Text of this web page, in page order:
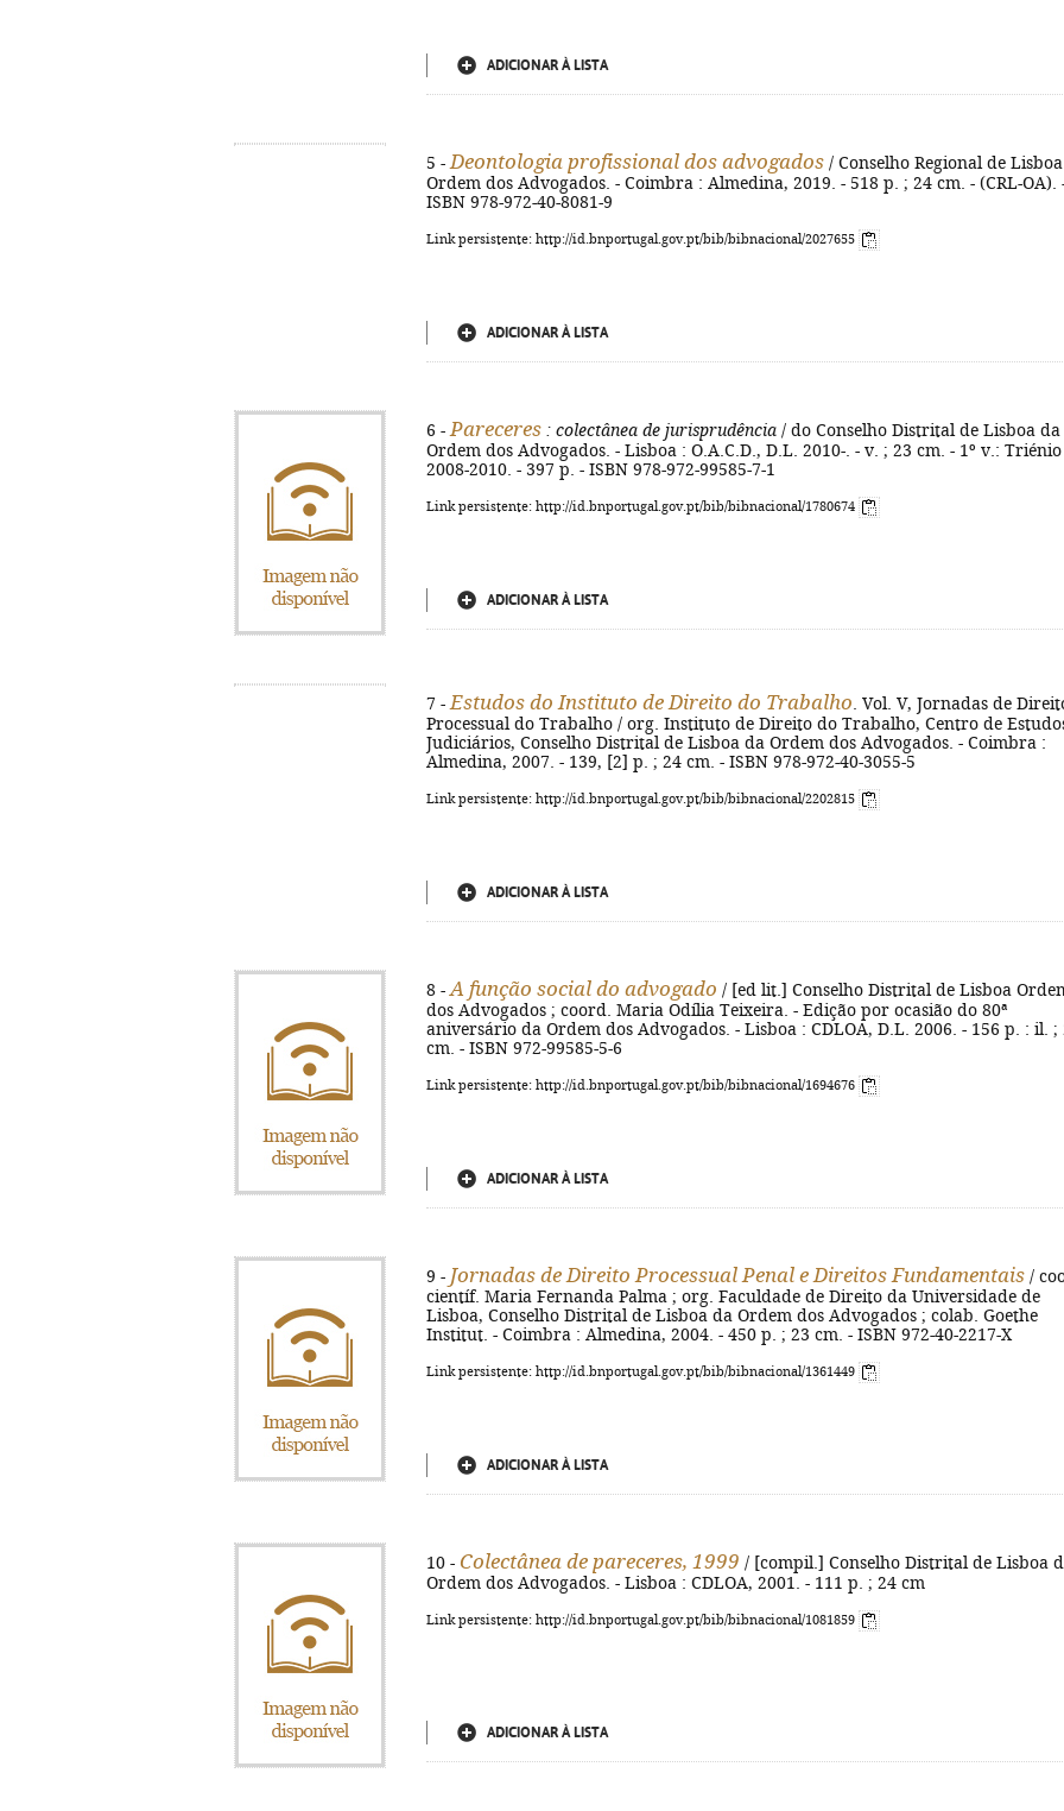
ADICIONAR À LISTA
5 - Deontologia profissional dos advogados / Conselho Regional de
Ordem dos Advogados. - Coimbra : Almedina, 2019. - 518 p. ; 24 cm. - (CRL-OA).
ISBN 978-972-40-8081-9
Link persistente: http://id.bnportugal.gov.pt/bib/bibnacional/2027655
ADICIONAR À LISTA
6 - Pareceres : colectânea de jurisprudência / do Conselho Distrital de Lisboa da
Ordem dos Advogados. - Lisboa : O.A.C.D., D.L. 2010-. - v. ; 23 cm. - 1º v.: Triénio
2008-2010. - 397 p. - ISBN 978-972-99585-7-1
Link persistente: http://id.bnportugal.gov.pt/bib/bibnacional/1780674
ADICIONAR À LISTA
7 - Estudos do Instituto de Direito do Trabalho . Vol. V, Jornadas de
Processual do Trabalho / org. Instituto de Direito do Trabalho, Centro de
Judiciários, Conselho Distrital de Lisboa da Ordem dos Advogados. - Coimbra :
Almedina, 2007. - 139, [2] p. ; 24 cm. - ISBN 978-972-40-3055-5
Link persistente: http://id.bnportugal.gov.pt/bib/bibnacional/2202815
ADICIONAR À LISTA
8 - A função social do advogado / [ed lit.] Conselho Distrital de Lisboa
dos Advogados ; coord. Maria Odília Teixeira. - Edição por ocasião do 80ª
aniversário da Ordem dos Advogados. - Lisboa : CDLOA, D.L. 2006. - 156 p. : il. ;
cm. - ISBN 972-99585-5-6
Link persistente: http://id.bnportugal.gov.pt/bib/bibnacional/1694676
ADICIONAR À LISTA
9 - Jornadas de Direito Processual Penal e Direitos Fundamentais /
científ. Maria Fernanda Palma ; org. Faculdade de Direito da Universidade de
Lisboa, Conselho Distrital de Lisboa da Ordem dos Advogados ; colab. Goethe
Institut. - Coimbra : Almedina, 2004. - 450 p. ; 23 cm. - ISBN 972-40-2217-X
Link persistente: http://id.bnportugal.gov.pt/bib/bibnacional/1361449
ADICIONAR À LISTA
10 - Colectânea de pareceres, 1999 / [compil.] Conselho Distrital de Lisboa
Ordem dos Advogados. - Lisboa : CDLOA, 2001. - 111 p. ; 24 cm
Link persistente: http://id.bnportugal.gov.pt/bib/bibnacional/1081859
ADICIONAR À LISTA